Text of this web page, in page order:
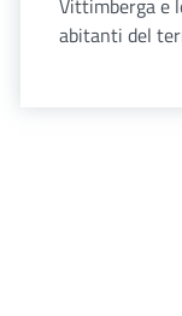
Vittimberga e
abitanti del